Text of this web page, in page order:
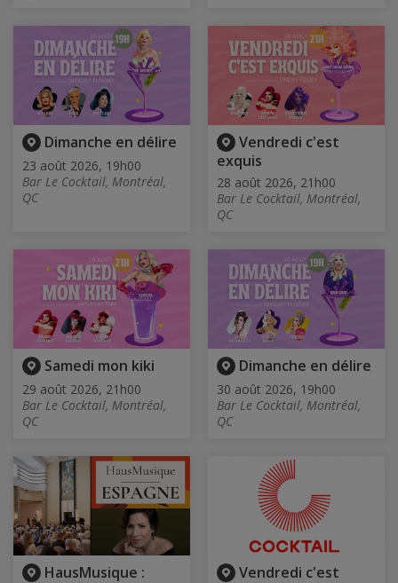
Dimanche en délire
23 août 2026, 19h00
Bar Le Cocktail, Montréal,
QC
Vendredi c'est
exquis
28 août 2026, 21h00
Bar Le Cocktail, Montréal,
QC
Samedi mon kiki
29 août 2026, 21h00
Bar Le Cocktail, Montréal,
QC
Dimanche en délire
30 août 2026, 19h00
Bar Le Cocktail, Montréal,
QC
HausMusique :
Vendredi c'est